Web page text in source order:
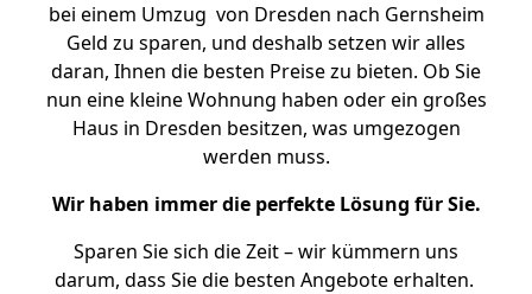
bei einem Umzug von Dresden nach Gernsheim
Geld zu sparen, und deshalb setzen wir alles
daran, Ihnen die besten Preise zu bieten. Ob Sie
nun eine kleine Wohnung haben oder ein großes
Haus in Dresden besitzen, was umgezogen
werden muss.
Wir haben immer die perfekte Lösung für Sie.
Sparen Sie sich die Zeit – wir kümmern uns
darum, dass Sie die besten Angebote erhalten.